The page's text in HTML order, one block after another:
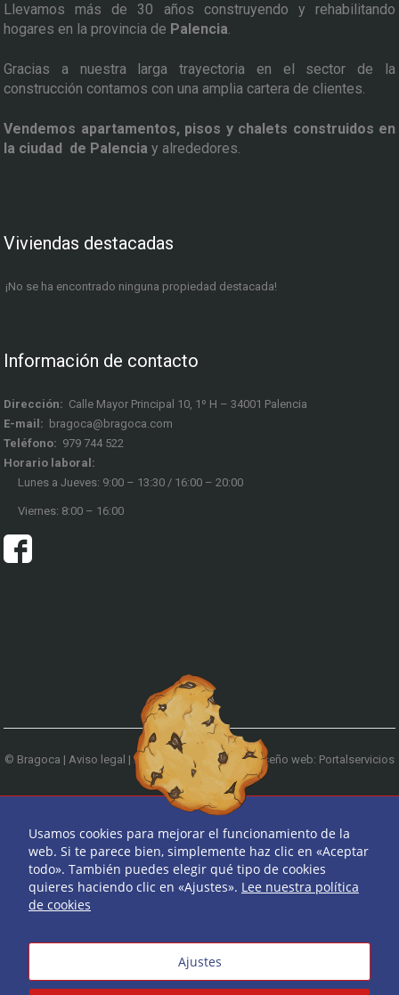
Llevamos más de 30 años construyendo y rehabilitando
hogares en la provincia de Palencia.
Gracias a nuestra larga trayectoria en el sector de la
construcción contamos con una amplia cartera de clientes.
Vendemos apartamentos, pisos y chalets construidos en
la ciudad de Palencia y alrededores.
Viviendas destacadas
¡No se ha encontrado ninguna propiedad destacada!
Información de contacto
Dirección: Calle Mayor Principal 10, 1º H – 34001 Palencia
E-mail: bragoca@bragoca.com
Teléfono: 979 744 522
Horario laboral:
Lunes a Jueves: 9:00 – 13:30 / 16:00 – 20:00
Viernes: 8:00 – 16:00
© Bragoca | Aviso legal | Política de privacidad|Diseño web: Portalservicios
| Teléfono: 979 744 522
Ir arriba
Usamos cookies para mejorar el funcionamiento de la
web. Si te parece bien, simplemente haz clic en «Aceptar
todo». También puedes elegir qué tipo de cookies
quieres haciendo clic en «Ajustes». Lee nuestra política
de cookies
Ajustes